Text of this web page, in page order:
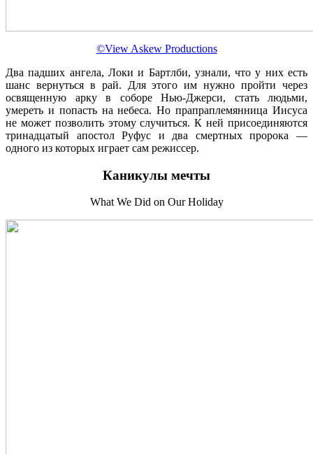
©View Askew Productions
Два падших ангела, Локи и Бартлби, узнали, что у них есть
шанс вернуться в рай. Для этого им нужно пройти через
освященную арку в соборе Нью-Джерси, стать людьми,
умереть и попасть на небеса. Но прапраплемянница Иисуса
не может позволить этому случиться. К ней присоединяются
тринадцатый апостол Руфус и два смертных пророка —
одного из которых играет сам режиссер.
Каникулы мечты
What We Did on Our Holiday